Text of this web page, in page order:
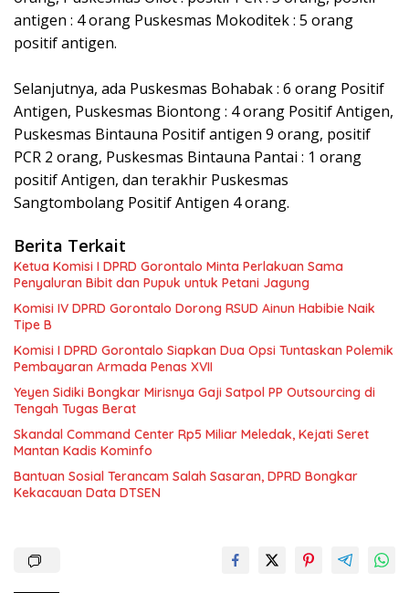
antigen : 4 orang Puskesmas Mokoditek : 5 orang
positif antigen.
Selanjutnya, ada Puskesmas Bohabak : 6 orang Positif
Antigen, Puskesmas Biontong : 4 orang Positif Antigen,
Puskesmas Bintauna Positif antigen 9 orang, positif
PCR 2 orang, Puskesmas Bintauna Pantai : 1 orang
positif Antigen, dan terakhir Puskesmas
Sangtombolang Positif Antigen 4 orang.
Berita Terkait
Ketua Komisi I DPRD Gorontalo Minta Perlakuan Sama
Penyaluran Bibit dan Pupuk untuk Petani Jagung
Komisi IV DPRD Gorontalo Dorong RSUD Ainun Habibie Naik
Tipe B
Komisi I DPRD Gorontalo Siapkan Dua Opsi Tuntaskan Polemik
Pembayaran Armada Penas XVII
Yeyen Sidiki Bongkar Mirisnya Gaji Satpol PP Outsourcing di
Tengah Tugas Berat
Skandal Command Center Rp5 Miliar Meledak, Kejati Seret
Mantan Kadis Kominfo
Bantuan Sosial Terancam Salah Sasaran, DPRD Bongkar
Kekacauan Data DTSEN